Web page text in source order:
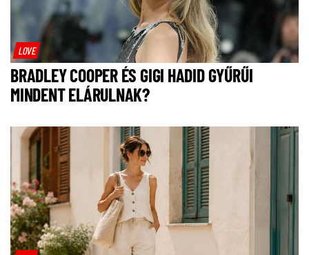
LOVE
BRADLEY COOPER ÉS GIGI HADID GYŰRŰI
MINDENT ELÁRULNAK?